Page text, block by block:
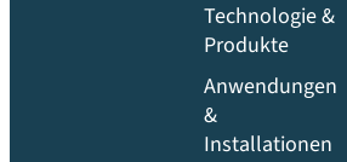
Technologie &
Produkte
Anwendungen
&
Installationen